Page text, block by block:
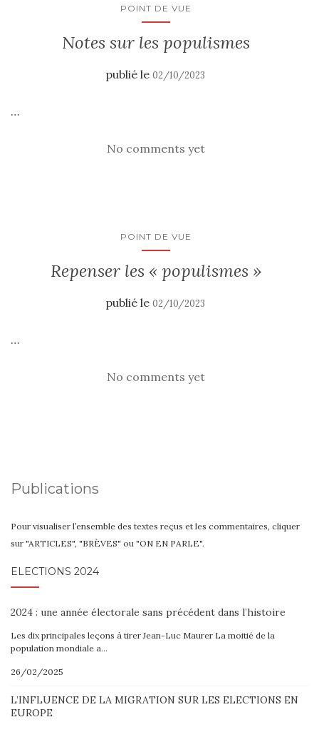
POINT DE VUE
Notes sur les populismes
publié le 02/10/2023
…
No comments yet
POINT DE VUE
Repenser les « populismes »
publié le 02/10/2023
…
No comments yet
Publications
Pour visualiser l’ensemble des textes reçus et les commentaires, cliquer
sur "ARTICLES", "BRÈVES" ou "ON EN PARLE".
ELECTIONS 2024
2024 : une année électorale sans précédent dans l’histoire
Les dix principales leçons à tirer Jean-Luc Maurer La moitié de la
population mondiale a…
26/02/2025
L’INFLUENCE DE LA MIGRATION SUR LES ELECTIONS EN
EUROPE